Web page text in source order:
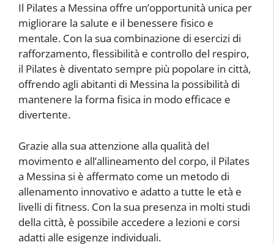
Il Pilates a Messina offre un’opportunità unica per
migliorare la salute e il benessere fisico e
mentale. Con la sua combinazione di esercizi di
rafforzamento, flessibilità e controllo del respiro,
il Pilates è diventato sempre più popolare in città,
offrendo agli abitanti di Messina la possibilità di
mantenere la forma fisica in modo efficace e
divertente.
Grazie alla sua attenzione alla qualità del
movimento e all’allineamento del corpo, il Pilates
a Messina si è affermato come un metodo di
allenamento innovativo e adatto a tutte le età e
livelli di fitness. Con la sua presenza in molti studi
della città, è possibile accedere a lezioni e corsi
adatti alle esigenze individuali.